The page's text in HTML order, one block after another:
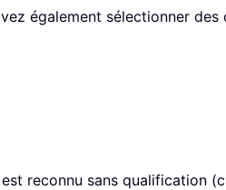
également sélectionner
reconnu sans qualification